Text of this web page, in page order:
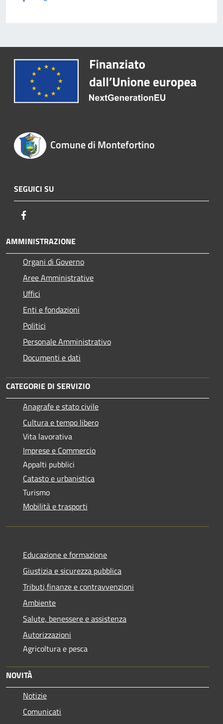
Comune di Montefortino
SEGUICI SU
AMMINISTRAZIONE
Organi di Governo
Aree Amministrative
Uffici
Enti e fondazioni
Politici
Personale Amministrativo
Documenti e dati
CATEGORIE DI SERVIZIO
Anagrafe e stato civile
Cultura e tempo libero
Vita lavorativa
Imprese e Commercio
Appalti pubblici
Catasto e urbanistica
Turismo
Mobilità e trasporti
Educazione e formazione
Giustizia e sicurezza pubblica
Tributi,finanze e contravvenzioni
Ambiente
Salute, benessere e assistenza
Autorizzazioni
Agricoltura e pesca
NOVITÀ
Notizie
Comunicati